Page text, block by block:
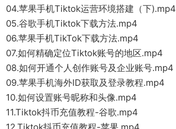
04.苹果手机Tiktok运营环境搭建（下).mp4
05.谷歌手机Tiktok下载方法.mp4
06.苹果手机TikTok下载方法.mp4
07.如何精确定位Tiktok账号的地区.mp4
08.如何开通个人创作账号及企业账号.mp4
09.苹果手机海外ID获取及登录教程.mp4
10.如何设置账号昵称和头像.mp4
11.Tiktok抖币充值教程-谷歌.mp4